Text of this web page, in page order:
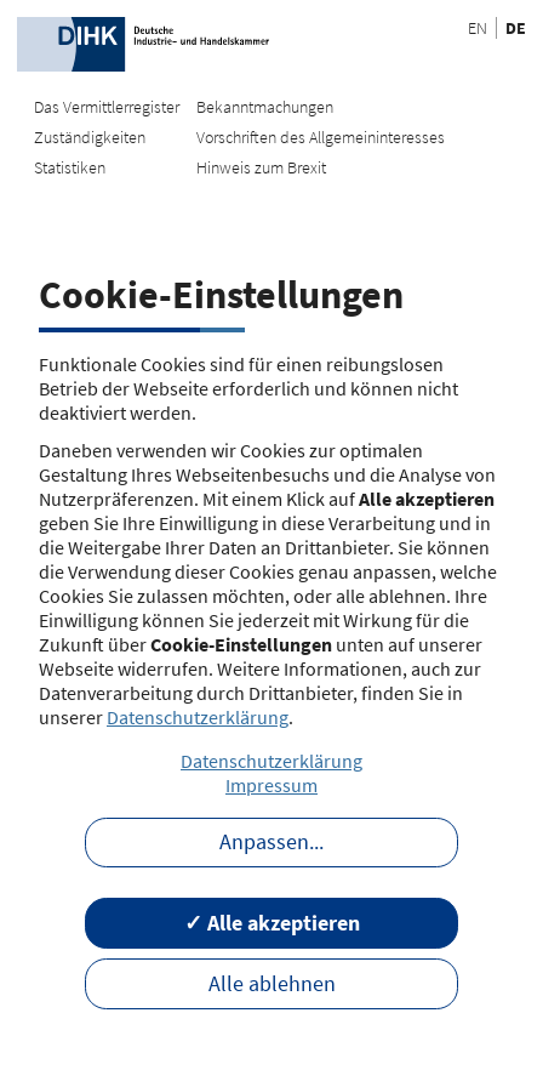
EN DE
Das Vermittlerregister
Zuständigkeiten
Statistiken
Bekanntmachungen
Vorschriften des Allgemeininteresses
Hinweis zum Brexit
Recherche
Mit Name/Anschrift suchen
Suche
Kontakt Impressum Disclaimer
Datenschutz
Barrierefreiheit
Nutzungsbedingungen
Cookie-Einstellungen
Funktionale Cookies sind für einen reibungslosen
Betrieb der Webseite erforderlich und können nicht
deaktiviert werden.
Daneben verwenden wir Cookies zur optimalen
Gestaltung Ihres Webseitenbesuchs und die Analyse von
Nutzerpräferenzen. Mit einem Klick aufAlle akzeptieren
geben Sie Ihre Einwilligung in diese Verarbeitung und in
die Weitergabe Ihrer Daten an Drittanbieter. Sie können
die Verwendung dieser Cookies genau anpassen, welche
Cookies Sie zulassen möchten, oder alle ablehnen. Ihre
Einwilligung können Sie jederzeit mit Wirkung für die
Zukunft überCookie-Einstellungen unten auf unserer
Webseite widerrufen. Weitere Informationen, auch zur
Datenverarbeitung durch Drittanbieter, finden Sie in
unserer Datenschutzerklärung.
Datenschutzerklärung
Impressum
Anpassen...
Alle ablehnen
✓ Alle akzeptieren